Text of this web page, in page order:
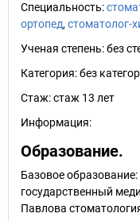
Специальность:
ортопед, стоматолог-
Ученая степень:без
Категория:без
Стаж:стаж 13 лет
Информация:
Образование.
Базовое
государственный
Павлова